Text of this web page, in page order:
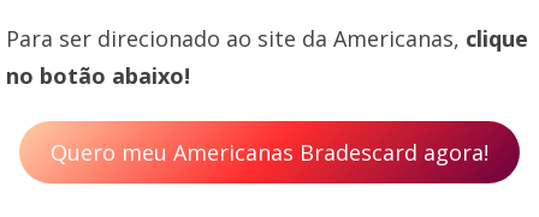
Para ser direcionado ao site da Americanas, clique
no botão abaixo!
Quero meu Americanas Bradescard agora!